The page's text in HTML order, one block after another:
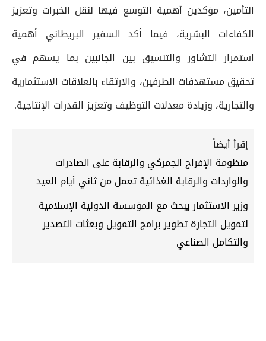
التأمين، مؤكدين أهمية التوسع فيها لنقل الخبرات وتعزيز
الكفاءات البشرية، فيما أكد السفير البريطاني أهمية
استمرار التشاور والتنسيق بين الجانبين بما يسهم في
تحقيق مستهدفات الطرفين، والارتقاء بالعلاقات الاستثمارية
والتجارية، وزيادة معدلات التوظيف وتعزيز القدرات الإنتاجية.
إقرأ أيضاً
منظومة الإفراج الجمركي والرقابة على الصادرات
والواردات والرقابة الغذائية تعمل من ثاني أيام العيد
وزير الاستثمار يبحث مع المؤسسة الدولية الإسلامية
لتمويل التجارة تطوير برامج التمويل وبعثات التصدير
والتكامل الصناعي